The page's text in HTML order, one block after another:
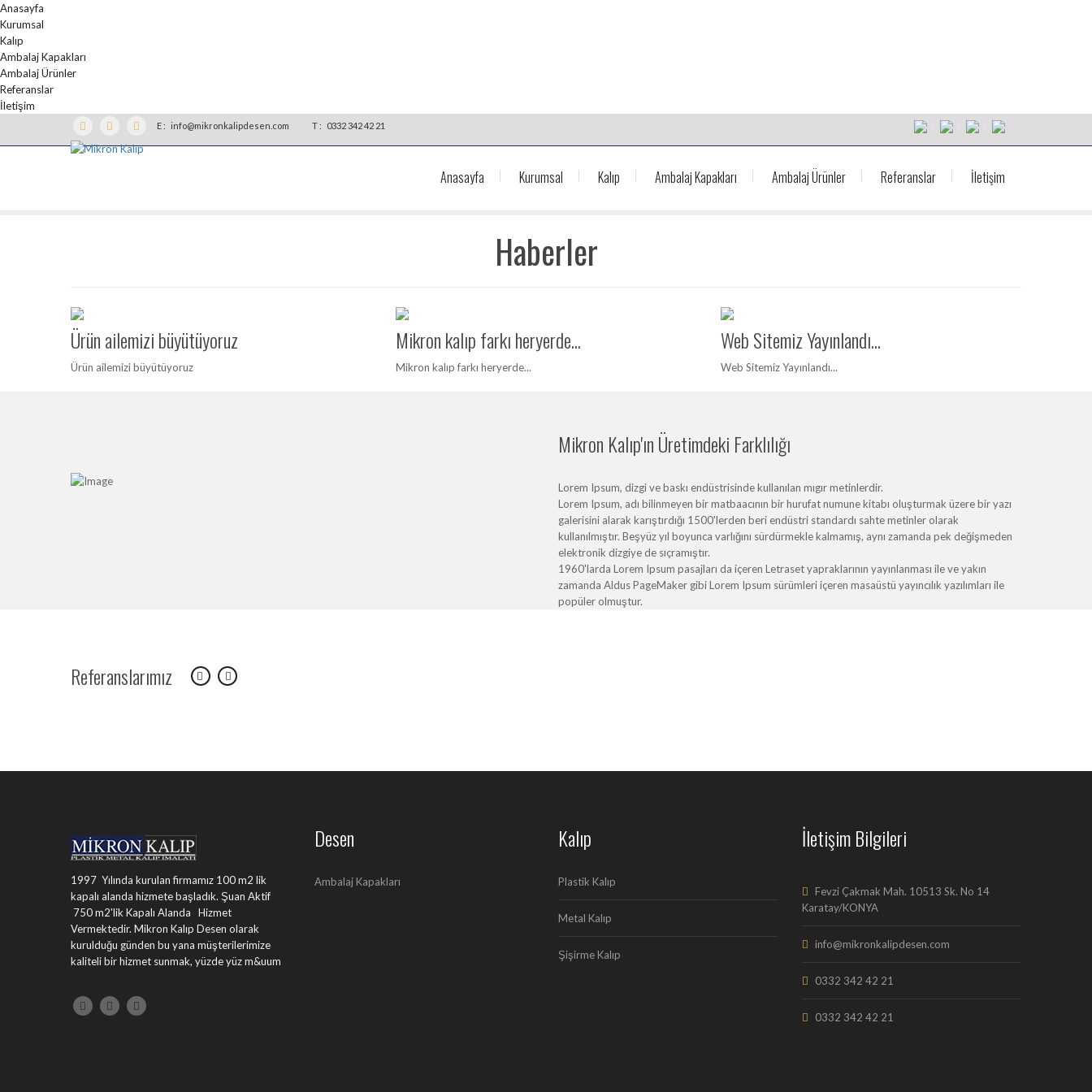
Anasayfa
Kurumsal
Kalıp
Ambalaj Kapakları
Ambalaj Ürünler
Referanslar
İletişim
E : info@mikronkalipdesen.com T : 0332 342 42 21
Anasayfa Kurumsal Kalıp Ambalaj Kapakları Ambalaj Ürünler Referanslar İletişim
Haberler
Ürün ailemizi büyütüyoruz
Ürün ailemizi büyütüyoruz
Mikron kalıp farkı heryerde...
Mikron kalıp farkı heryerde...
Web Sitemiz Yayınlandı...
Web Sitemiz Yayınlandı...
Mikron Kalıp'ın Üretimdeki Farklılığı
Lorem Ipsum, dizgi ve baskı endüstrisinde kullanılan mıgır metinlerdir.
Lorem Ipsum, adı bilinmeyen bir matbaacının bir hurufat numune kitabı oluşturmak üzere bir yazı
galerisini alarak karıştırdığı 1500'lerden beri endüstri standardı sahte metinler olarak
kullanılmıştır. Beşyüz yıl boyunca varlığını sürdürmekle kalmamış, aynı zamanda pek değişmeden
elektronik dizgiye de sıçramıştır.
1960'larda Lorem Ipsum pasajları da içeren Letraset yapraklarının yayınlanması ile ve yakın
zamanda Aldus PageMaker gibi Lorem Ipsum sürümleri içeren masaüstü yayıncılık yazılımları ile
popüler olmuştur.
Referanslarımız
1997 Yılında kurulan firmamız 100 m2 lik
kapalı alanda hizmete başladık. Şuan Aktif
750 m2'lik Kapalı Alanda Hizmet
Vermektedir. Mikron Kalıp Desen olarak
kurulduğu günden bu yana müşterilerimize
kaliteli bir hizmet sunmak, yüzde yüz m&uum
Desen
Ambalaj Kapakları
Kalıp
Plastik Kalıp
Metal Kalıp
Şişirme Kalıp
İletişim Bilgileri
Fevzi Çakmak Mah. 10513 Sk. No 14
Karatay/KONYA
info@mikronkalipdesen.com
0332 342 42 21
0332 342 42 21